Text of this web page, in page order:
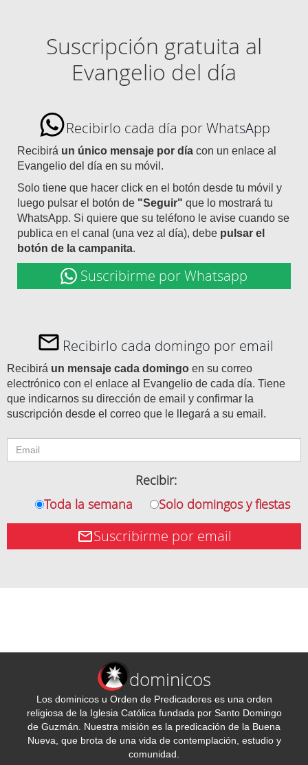
Suscripción gratuita al
Evangelio del día
Recibirlo cada día por WhatsApp
Recibirá un único mensaje por día con un enlace al
Evangelio del día en su móvil.
Solo tiene que hacer click en el botón desde tu móvil y
luego pulsar el botón de "Seguir" que lo mostrará tu
WhatsApp. Si quiere que su teléfono le avise cuando se
publica en el canal (una vez al día), debe pulsar el
botón de la campanita.
Suscribirme por Whatsapp
Recibirlo cada domingo por email
Recibirá un mensaje cada domingo en su correo
electrónico con el enlace al Evangelio de cada día. Tiene
que indicarnos su dirección de email y confirmar la
suscripción desde el correo que le llegará a su email.
Recibir:
Toda la semana
Solo domingos y fiestas
Suscribirme por email
dominicos
Los dominicos u Orden de Predicadores es una orden
religiosa de la Iglesia Católica fundada por Santo Domingo
de Guzmán. Nuestra misión es la predicación de la Buena
Nueva, que brota de una vida de contemplación, estudio y
comunidad.